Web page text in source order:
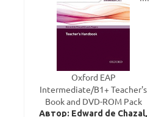
Oxford EAP
Intermediate/B1+ Teacher's
Book and DVD-ROM Pack
Автор: Edward de Chazal,